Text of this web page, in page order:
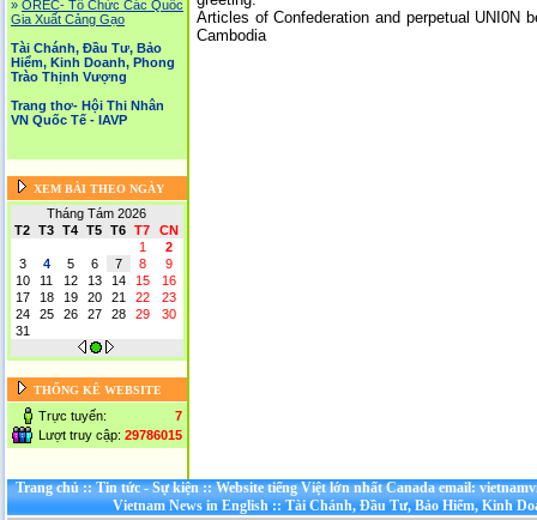
» OREC- Tố Chức Các Quốc
Gia Xuất Cảng Gạo
Tài Chánh, Đầu Tư, Bảo
Hiểm, Kinh Doanh, Phong
Trào Thịnh Vượng
Trang thơ- Hội Thi Nhân
VN Quốc Tế - IAVP
XEM BÀI THEO NGÀY
Tháng Tám 2026
T2
T3 T4 T5 T6 T7
CN
1
2
3
4 5 6 7 8
9
10
11 12 13 14 15
16
17
18 19 20 21 22
23
24
25 26 27 28 29
30
31
THỐNG KÊ WEBSITE
Trực tuyến:
7
Lượt truy cập: 29786015
Articles of Confederation and perpetual UNI0N
Cambodia
Trang chủ::Tin tức - Sự kiện::Website tiếng Việt lớn nhất Canada email:
Vietnam News in English::Tài Chánh, Đầu Tư, Bảo Hiểm, Kinh